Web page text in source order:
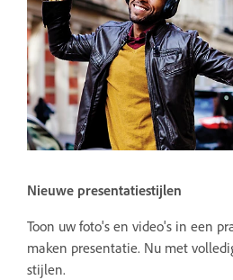
Nieuwe presentatiestijlen
Toon uw foto's en video's in een
maken presentatie. Nu met
stijlen.